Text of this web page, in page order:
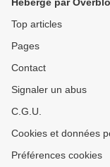
Top articles
Pages
Contact
Signaler un abus
C.G.U.
Cookies et données
Préférences cookies